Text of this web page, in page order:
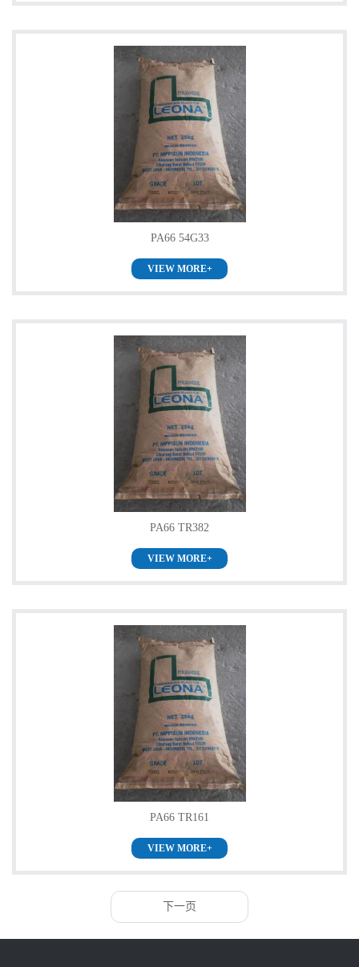
PA66 54G33
VIEW MORE+
PA66 TR382
VIEW MORE+
PA66 TR161
VIEW MORE+
下一页